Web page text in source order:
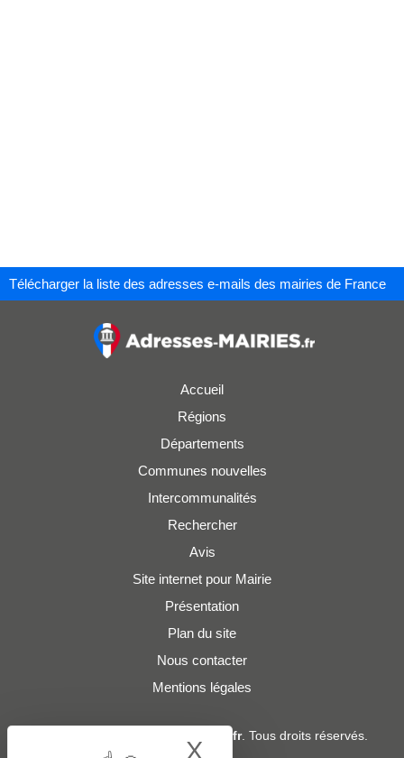
Télécharger la liste des adresses e-mails des mairies de France
Accueil
Régions
Départements
Communes nouvelles
Intercommunalités
Rechercher
Avis
Site internet pour Mairie
Présentation
Plan du site
Nous contacter
Mentions légales
Adresses-Mairies.fr. Tous droits réservés.
X